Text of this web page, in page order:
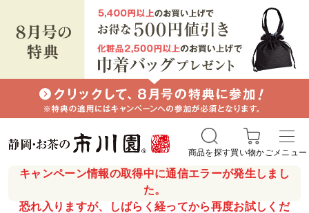
キャンペーン情報の取得中に通信エラーが発生しまし
た。
恐れ入りますが、しばらく経ってから再度お試しくだ
商品を探す買い物かごメニュー